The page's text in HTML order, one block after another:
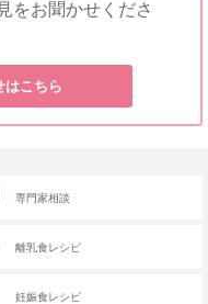
をお聞かせくださ
はこちら
専門家相談
離乳食レシピ
妊娠食レシピ